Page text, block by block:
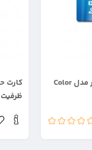
کارت حافظه سیلیکون پاور مدل Color
ظرفیت ۸ گیگابایت